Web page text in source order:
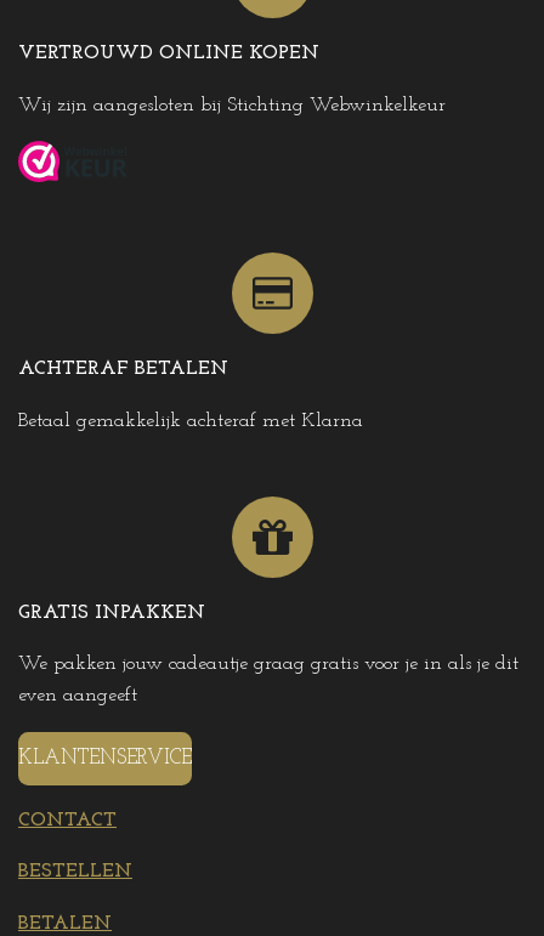
VERTROUWD ONLINE KOPEN
Wij zijn aangesloten bij Stichting Webwinkelkeur
ACHTERAF BETALEN
Betaal gemakkelijk achteraf met Klarna
GRATIS INPAKKEN
We pakken jouw cadeautje graag gratis voor je in als je dit
even aangeeft
KLANTENSERVICE
CONTACT
BESTELLEN
BETALEN